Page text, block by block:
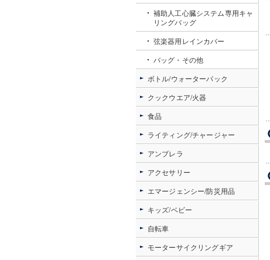
補助人工心臓システム専用キャ
リングバッグ
弦楽器用レインカバー
バッグ・その他
ボトル/ウォーターパック
クックウエア/火器
食品
ライティング/チャージャー
アンブレラ
アクセサリー
エマージェンシー/防災用品
キッズ/ベビー
自転車
モーターサイクリングギア